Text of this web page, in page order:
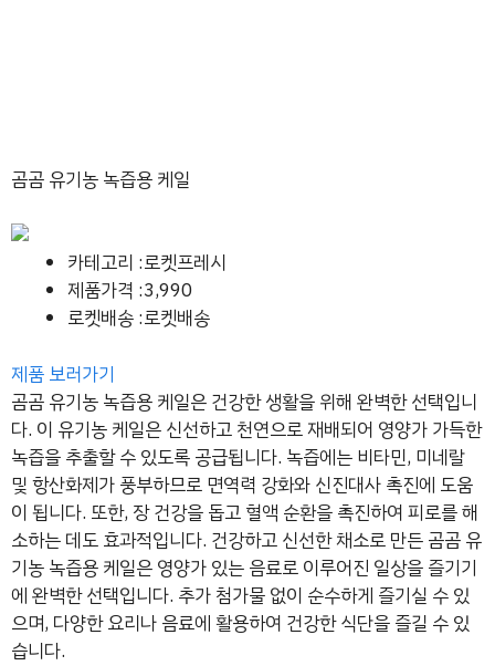
곰곰 유기농 녹즙용 케일
카테고리 :로켓프레시
제품가격 :3,990
로켓배송 :로켓배송
제품 보러가기
곰곰 유기농 녹즙용 케일은 건강한 생활을 위해 완벽한 선택입니
다. 이 유기농 케일은 신선하고 천연으로 재배되어 영양가 가득한
녹즙을 추출할 수 있도록 공급됩니다. 녹즙에는 비타민, 미네랄
및 항산화제가 풍부하므로 면역력 강화와 신진대사 촉진에 도움
이 됩니다. 또한, 장 건강을 돕고 혈액 순환을 촉진하여 피로를 해
소하는 데도 효과적입니다. 건강하고 신선한 채소로 만든 곰곰 유
기농 녹즙용 케일은 영양가 있는 음료로 이루어진 일상을 즐기기
에 완벽한 선택입니다. 추가 첨가물 없이 순수하게 즐기실 수 있
으며, 다양한 요리나 음료에 활용하여 건강한 식단을 즐길 수 있
습니다.